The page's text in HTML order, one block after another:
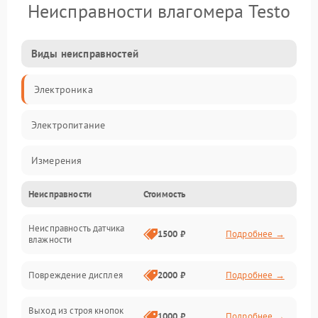
Неисправности влагомера Testo
Виды неисправностей
Электроника
Электропитание
Измерения
Механические повреждения
Интерфейсы
Неисправности Стоимость
Неисправность датчика
влажности
1500 ₽ Подробнее →
Повреждение дисплея 2000 ₽ Подробнее →
Выход из строя кнопок